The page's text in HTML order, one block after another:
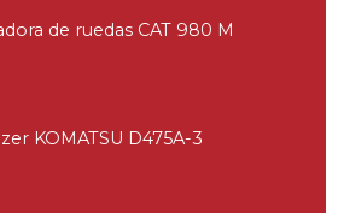
de ruedas CAT 980 M
KOMATSU D475A-3